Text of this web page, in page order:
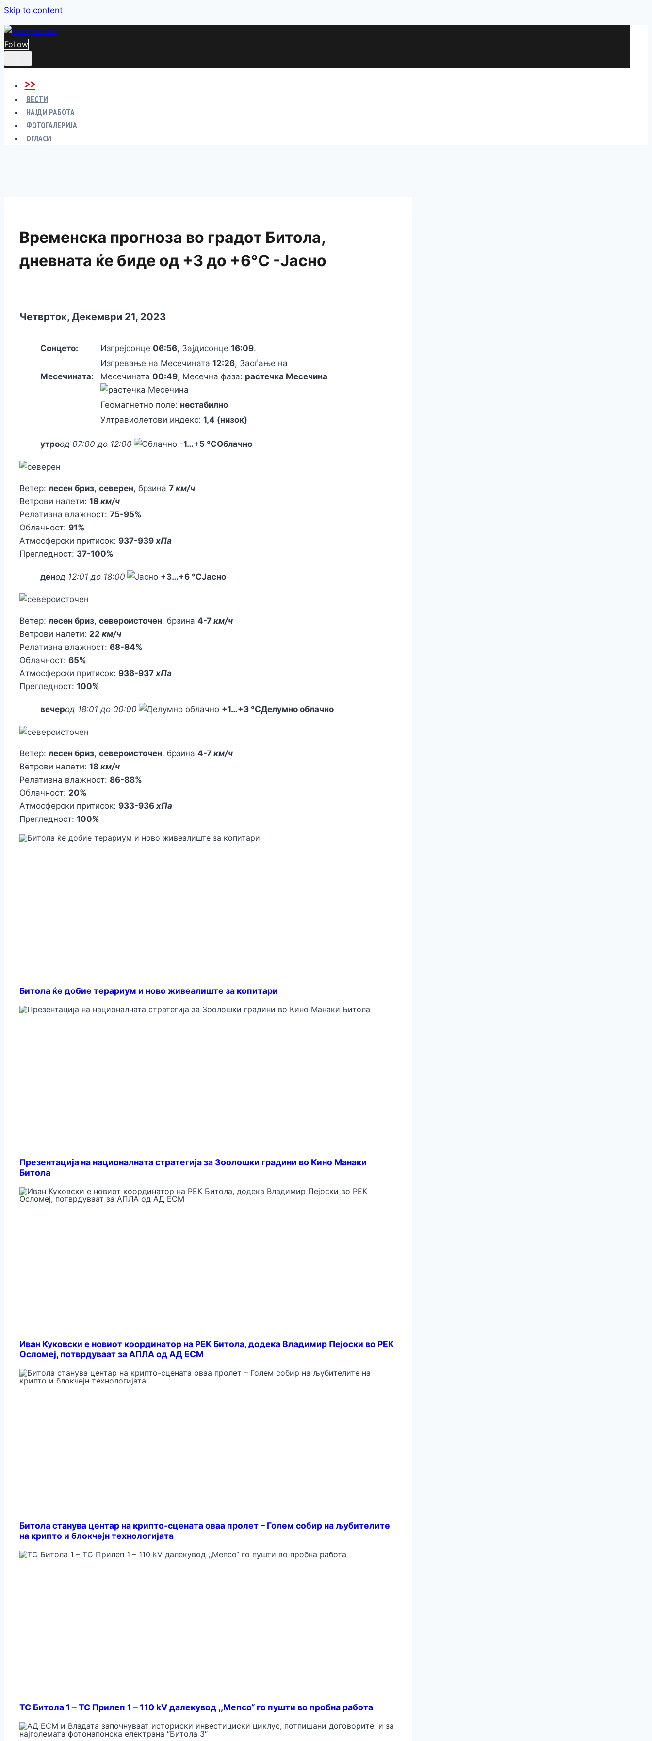
Skip to content
Follow
>>
ВЕСТИ
НАЈДИ РАБОТА
ФОТОГАЛЕРИЈА
ОГЛАСИ
Временска прогноза во градот Битола,
дневната ќе биде од +3 до +6°C -Јасно
Четврток, Декември 21, 2023
Сонцето: Изгрејсонце 06:56, Зајдисонце 16:09.
Месечината:
Изгревање на Месечината 12:26, Заоѓање на
Месечината 00:49, Месечна фаза: растечка Месечина
Геомагнетно поле: нестабилно
Ултравиолетови индекс: 1,4 (низок)
утроод 07:00 до 12:00 -1…+5 °CОблачно
Ветер: лесен бриз, северен, брзина 7 км/ч
Ветрови налети: 18 км/ч
Релативна влажност: 75-95%
Облачност: 91%
Атмосферски притисок: 937-939 хПа
Прегледност: 37-100%
денод 12:01 до 18:00 +3…+6 °CЈасно
Ветер: лесен бриз, североисточен, брзина 4-7 км/ч
Ветрови налети: 22 км/ч
Релативна влажност: 68-84%
Облачност: 65%
Атмосферски притисок: 936-937 хПа
Прегледност: 100%
вечерод 18:01 до 00:00 +1…+3 °CДелумно облачно
Ветер: лесен бриз, североисточен, брзина 4-7 км/ч
Ветрови налети: 18 км/ч
Релативна влажност: 86-88%
Облачност: 20%
Атмосферски притисок: 933-936 хПа
Прегледност: 100%
Битола ќе добие терариум и ново живеалиште за копитари
Презентација на националната стратегија за Зоолошки градини во Кино Манаки
Битола
Иван Куковски е новиот координатор на РЕК Битола, додека Владимир Пејоски во РЕК
Осломеј, потврдуваат за АПЛА од АД ЕСМ
Битола станува центар на крипто-сцената оваа пролет – Голем собир на љубителите
на крипто и блокчејн технологијата
ТС Битола 1 – ТС Прилеп 1 – 110 kV далекувод ,,Мепсо“ го пушти во пробна работа